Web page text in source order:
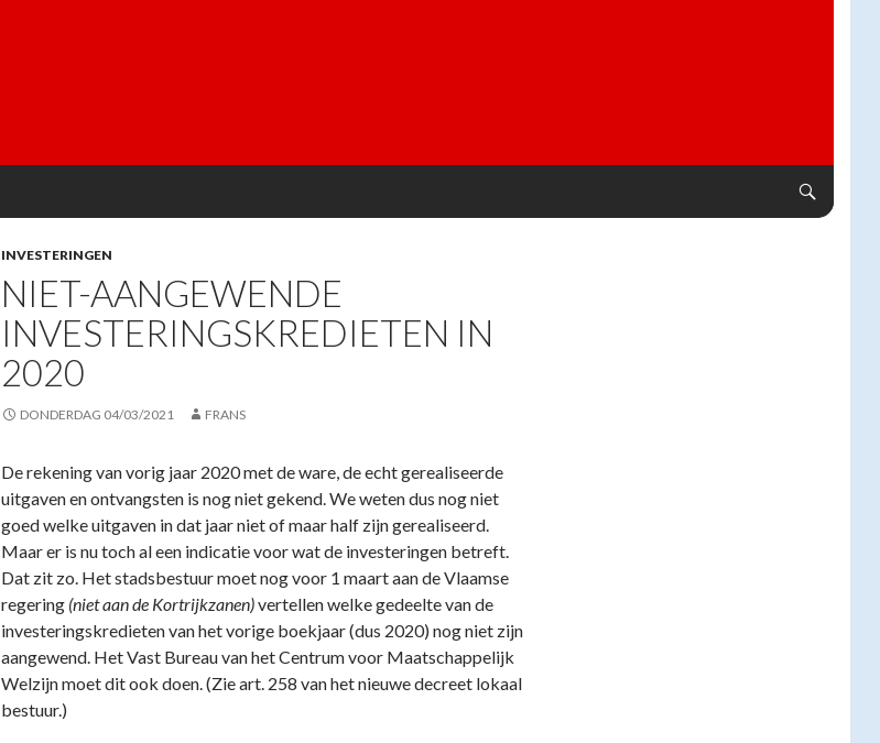
INVESTERINGEN
NIET-AANGEWENDE
INVESTERINGSKREDIETEN IN
2020
DONDERDAG 04/03/2021 FRANS
De rekening van vorig jaar 2020 met de ware, de echt gerealiseerde
uitgaven en ontvangsten is nog niet gekend. We weten dus nog niet
goed welke uitgaven in dat jaar niet of maar half zijn gerealiseerd.
Maar er is nu toch al een indicatie voor wat de investeringen betreft.
Dat zit zo. Het stadsbestuur moet nog voor 1 maart aan de Vlaamse
regering (niet aan de Kortrijkzanen)vertellen welke gedeelte van de
investeringskredieten van het vorige boekjaar (dus 2020) nog niet zijn
aangewend. Het Vast Bureau van het Centrum voor Maatschappelijk
Welzijn moet dit ook doen. (Zie art. 258 van het nieuwe decreet lokaal
bestuur.)